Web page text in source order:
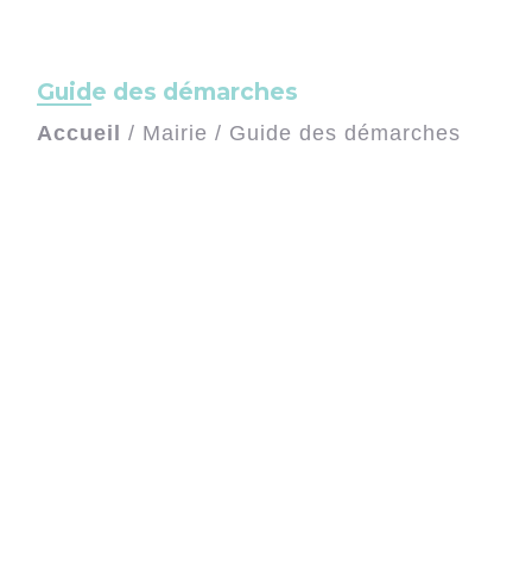
Guide des démarches
Accueil / Mairie / Guide des démarches